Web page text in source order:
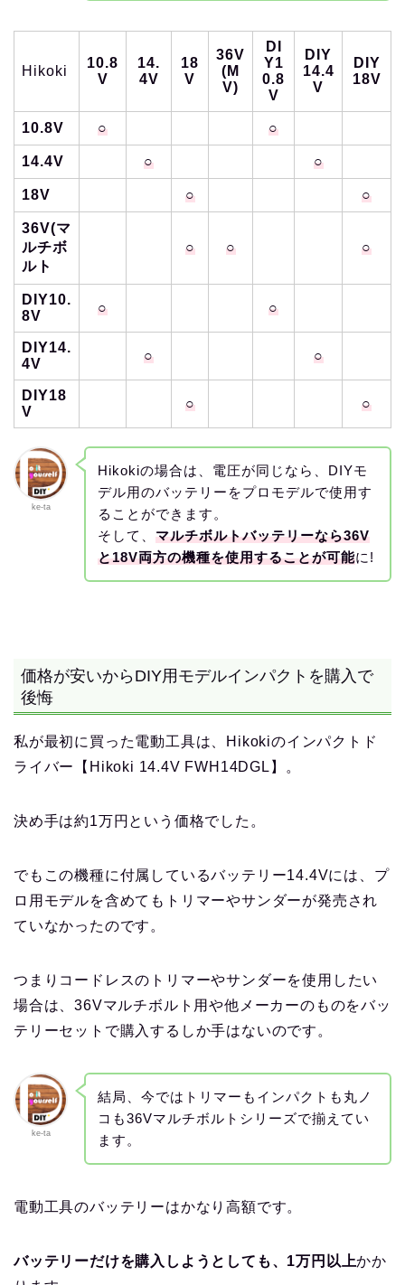
Hikoki
10.8
V
14.
4V
18
V
36V
(M
V)
DI
Y1
0.8
V
DIY
14.4
V
DIY
18V
10.8V ○ ○
14.4V ○ ○
18V ○ ○
36V(マ
ルチボ
ルト
○ ○ ○
DIY10.
8V
○ ○
DIY14.
4V
○ ○
DIY18
V
○ ○
ke-ta
Hikokiの場合は、電圧が同じなら、DIYモ
デル用のバッテリーをプロモデルで使用す
ることができます。
そして、 マルチボルトバッテリーなら36V
と18V両方の機種を使用することが可能に!
価格が安いからDIY用モデルインパクトを購入で
後悔
私が最初に買った電動工具は、Hikokiのインパクトド
ライバー【Hikoki 14.4V FWH14DGL】。
決め手は約1万円という価格でした。
でもこの機種に付属しているバッテリー14.4Vには、プ
ロ用モデルを含めてもトリマーやサンダーが発売され
ていなかったのです。
つまりコードレスのトリマーやサンダーを使用したい
場合は、36Vマルチボルト用や他メーカーのものをバッ
テリーセットで購入するしか手はないのです。
ke-ta
結局、今ではトリマーもインパクトも丸ノ
コも36Vマルチボルトシリーズで揃えてい
ます。
電動工具のバッテリーはかなり高額です。
バッテリーだけを購入しようとしても、1万円以上かか